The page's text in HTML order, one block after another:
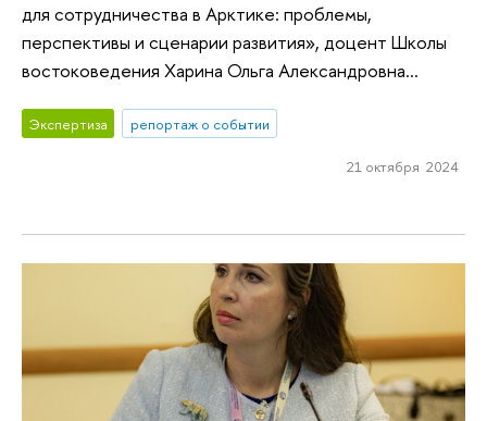
для сотрудничества в Арктике: проблемы,
перспективы и сценарии развития», доцент Школы
востоковедения Харина Ольга Александровна...
Экспертиза репортаж о событии
21 октября 2024